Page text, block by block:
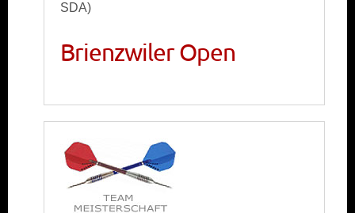
SDA)
Brienzwiler Open